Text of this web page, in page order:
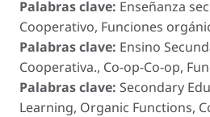
Palabras clave: Enseñanza
Cooperativo, Funciones
Palabras clave: Ensino
Cooperativa., Co-op-Co-op,
Palabras clave: Secondary
Learning, Organic Functions,